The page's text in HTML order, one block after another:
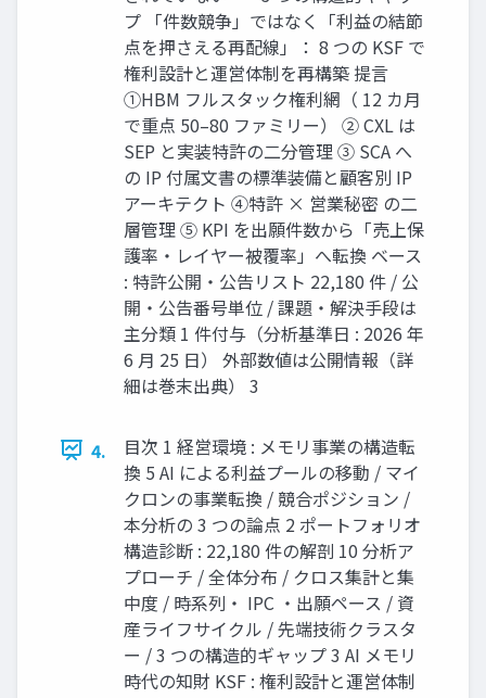
プ 「件数競争」ではなく「利益の結節
点を押さえる再配線」： 8 つの KSF で
権利設計と運営体制を再構築 提言
①HBM フルスタック権利網（ 12 カ月
で重点 50–80 ファミリー） ② CXL は
SEP と実装特許の二分管理 ③ SCA へ
の IP 付属文書の標準装備と顧客別 IP
アーキテクト ④特許 × 営業秘密 の二
層管理 ⑤ KPI を出願件数から「売上保
護率・レイヤー被覆率」へ転換 ベース
: 特許公開・公告リスト 22,180 件 / 公
開・公告番号単位 / 課題・解決手段は
主分類 1 件付与（分析基準日 : 2026 年
6 月 25 日） 外部数値は公開情報（詳
細は巻末出典） 3
4.
目次 1 経営環境 : メモリ事業の構造転
換 5 AI による利益プールの移動 / マイ
クロンの事業転換 / 競合ポジション /
本分析の 3 つの論点 2 ポートフォリオ
構造診断 : 22,180 件の解剖 10 分析ア
プローチ / 全体分布 / クロス集計と集
中度 / 時系列・ IPC ・出願ペース / 資
産ライフサイクル / 先端技術クラスタ
ー / 3 つの構造的ギャップ 3 AI メモリ
時代の知財 KSF : 権利設計と運営体制